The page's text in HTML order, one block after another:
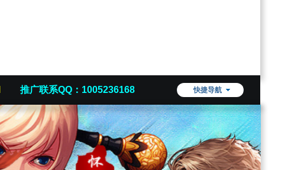
快捷导航
推广联系QQ：1005236168